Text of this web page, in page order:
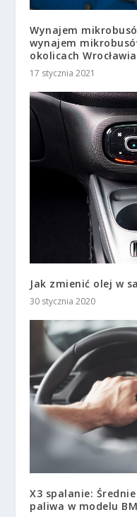
Wynajem
wynajem
okolicach Wrocławia
17 stycznia 2021
Jak zmienić olej w
30 stycznia 2020
X3 spalanie:
paliwa w modelu